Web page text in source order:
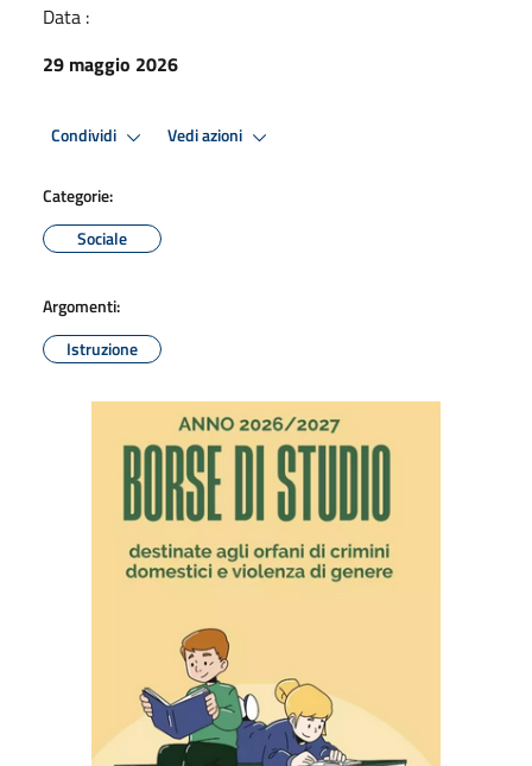
Data :
29 maggio 2026
Condividi Vedi azioni
Categorie:
Sociale
Argomenti:
Istruzione